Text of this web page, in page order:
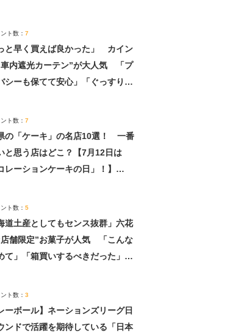
ト数： 7
と早く買えば良かった」 カイン
車内遮光カーテン”が大人気 「プ
シーも保てて安心」「ぐっすり眠
ト数： 7
の「ケーキ」の名店10選！ 一番
と思う店はどこ？【7月12日は
レーションケーキの日」！】
ト数： 5
道土産としてもセンス抜群」六花
舗限定”お菓子が人気 「こんな
て」「箱買いするべきだった」
ト数： 3
ーボール】ネーションズリーグ日
ンドで活躍を期待している「日本